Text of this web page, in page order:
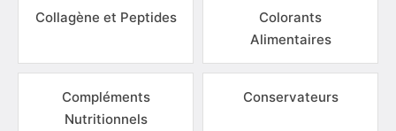
Collagène et Peptides
Colorants
Alimentaires
Compléments
Nutritionnels
Conservateurs